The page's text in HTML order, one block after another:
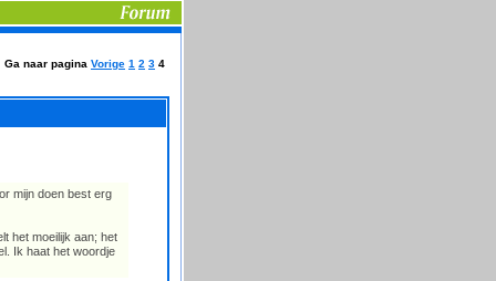
Ga naar pagina Vorige 1 2 3 4
mijn doen best erg
het moeilijk aan; het
Ik haat het woordje